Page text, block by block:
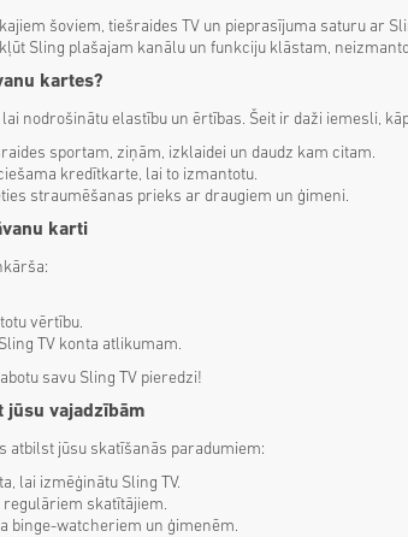
šoviem, tiešraides TV un pieprasījuma saturu ar
Sling plašajam kanālu un funkciju klāstam,
kartes?
nodrošinātu elastību un ērtības. Šeit ir daži iemesli,
sportam, ziņām, izklaidei un daudz kam citam.
kredītkarte, lai to izmantotu.
straumēšanas prieks ar draugiem un ģimeni.
karti
vērtību.
TV konta atlikumam.
savu Sling TV pieredzi!
jūsu vajadzībām
atbilst jūsu skatīšanās paradumiem:
lai izmēģinātu Sling TV.
regulāriem skatītājiem.
binge-watcheriem un ģimenēm.